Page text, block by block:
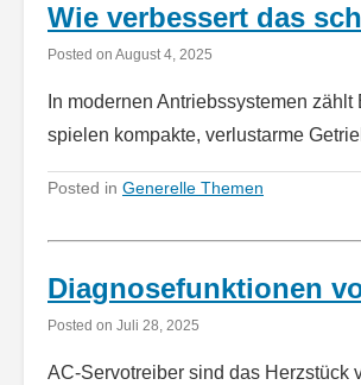
Wie verbessert das
Posted on August 4, 2025
In modernen Antriebssystemen
spielen kompakte, verlustarme
Posted in Generelle Themen
Diagnosefunktionen
Posted on Juli 28, 2025
AC-Servotreiber sind das Herzstück